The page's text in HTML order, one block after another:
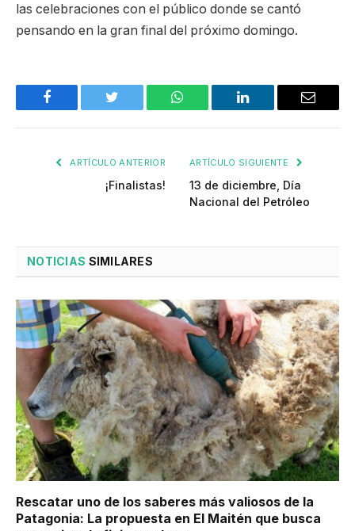
las celebraciones con el público donde se cantó
pensando en la gran final del próximo domingo.
Facebook Twitter WhatsApp LinkedIn Email
ARTÍCULO ANTERIOR
¡Finalistas!
ARTÍCULO SIGUIENTE
13 de diciembre, Día
Nacional del Petróleo
NOTICIAS SIMILARES
Rescatar uno de los saberes más valiosos de la
Patagonia: La propuesta en El Maitén que busca